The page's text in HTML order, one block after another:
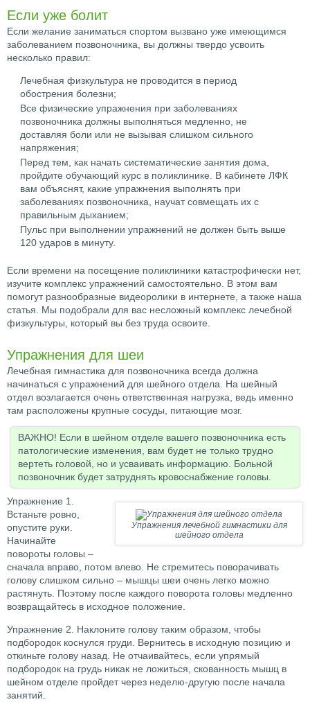
Если уже болит
Если желание заниматься спортом вызвано уже имеющимся
заболеванием позвоночника, вы должны твердо усвоить
несколько правил:
Лечебная физкультура не проводится в период
обострения болезни;
Все физические упражнения при заболеваниях
позвоночника должны выполняться медленно, не
доставляя боли или не вызывая слишком сильного
напряжения;
Перед тем, как начать систематические занятия дома,
пройдите обучающий курс в поликлинике. В кабинете ЛФК
вам объяснят, какие упражнения выполнять при
заболеваниях позвоночника, научат совмещать их с
правильным дыханием;
Пульс при выполнении упражнений не должен быть выше
120 ударов в минуту.
Если времени на посещение поликлиники катастрофически нет,
изучите комплекс упражнений самостоятельно. В этом вам
помогут разнообразные видеоролики в интернете, а также наша
статья. Мы подобрали для вас несложный комплекс лечебной
физкультуры, который вы без труда освоите.
Упражнения для шеи
Лечебная гимнастика для позвоночника всегда должна
начинаться с упражнений для шейного отдела. На шейный
отдел возлагается очень ответственная нагрузка, ведь именно
там расположены крупные сосуды, питающие мозг.
ВАЖНО! Если в шейном отделе вашего позвоночника есть
патологические изменения, вам будет не только трудно
вертеть головой, но и усваивать информацию. Больной
позвоночник будет затруднять кровоснабжение головы.
Упражнения лечебной гимнастики для
шейного отдела
Упражнение 1.
Встаньте ровно,
опустите руки.
Начинайте
повороты головы –
сначала вправо, потом влево. Не стремитесь поворачивать
голову слишком сильно – мышцы шеи очень легко можно
растянуть. Поэтому после каждого поворота головы медленно
возвращайтесь в исходное положение.
Упражнение 2. Наклоните голову таким образом, чтобы
подбородок коснулся груди. Вернитесь в исходную позицию и
откиньте голову назад. Не отчаивайтесь, если упрямый
подбородок на грудь никак не ложиться, скованность мышц в
шейном отделе пройдет через неделю-другую после начала
занятий.